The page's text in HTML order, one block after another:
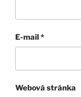
E-mail*
Webová stránka